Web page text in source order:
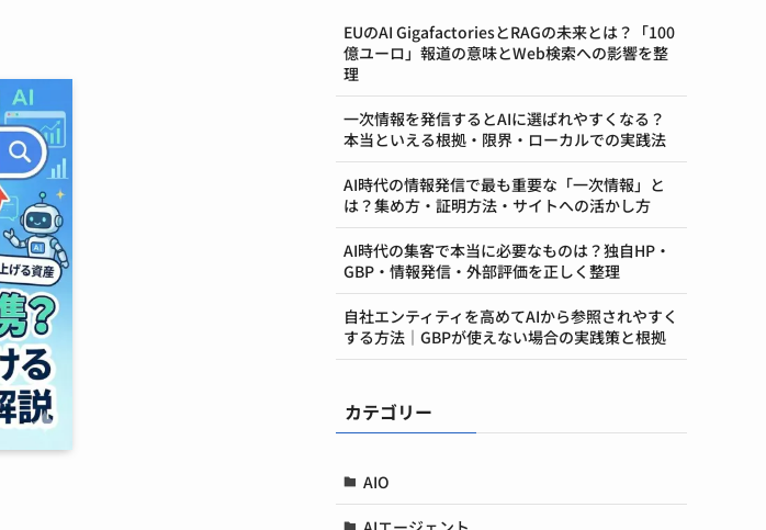
EUのAI GigafactoriesとRAGの未来とは？「100
億ユーロ」報道の意味とWeb検索への影響を整
理
一次情報を発信するとAIに選ばれやすくなる？
本当といえる根拠・限界・ローカルでの実践法
AI時代の情報発信で最も重要な「一次情報」と
は？集め方・証明方法・サイトへの活かし方
AI時代の集客で本当に必要なものは？独自HP・
GBP・情報発信・外部評価を正しく整理
自社エンティティを高めてAIから参照されやすく
する方法｜GBPが使えない場合の実践策と根拠
カテゴリー
AIO